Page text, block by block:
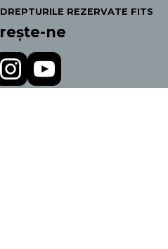
REZERVATE FITS
ne